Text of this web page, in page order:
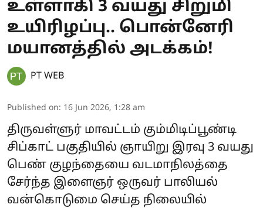
உள்ளாகி 3 வயது சிறுமி
உயிரிழப்பு.. பொன்னேரி
மயானத்தில் அடக்கம்!
PT WEB
Published on: 16 Jun 2026, 1:28 am
திருவள்ளுர் மாவட்டம் கும்மிடிப்பூண்டி
சிப்காட் பகுதியில் ஞாயிறு இரவு 3 வயது
பெண் குழந்தையை வடமாநிலத்தை
சேர்ந்த இளைஞர் ஒருவர் பாலியல்
வன்கொடுமை செய்த நிலையில்